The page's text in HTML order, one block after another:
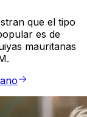
que el tipo
es de
mauritanas